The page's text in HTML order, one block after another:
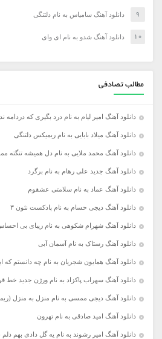
دانلود آهنگ سامیاس به نام دلتنگی
دانلود آهنگ شدو به نام ای وای
مطالب تصادفی
دانلود آهنگ امیر لیام به نام درد بگیری که دردامه
دانلود آهنگ میلاد بابایی به نام ریمیکس دلتنگی
دانلود آهنگ محمد ملایی به نام دل همیشه تنگته
دانلود آهنگ جدید علی رهام به نام برگرد
دانلود آهنگ عماد به نام سلامتی عشقوم
دانلود آهنگ دیجی حسام به نام پادکست نئون ۳
دانلود آهنگ شهرام شکوهی به نام زیبای بی
دانلود آهنگ رستاک به نام آسمان آبی
دانلود آهنگ همایون شجریان به نام چه دانستم
دانلود آهنگ سهراب پاکزاد به نام ورژن جدید خط
دانلود آهنگ دیجی ممسی به نام منزل به منزل
دانلود آهنگ امید صادقی به نام تهرون
دانلود آهنگ امیر رشوند به نام یه گل دادی بهم